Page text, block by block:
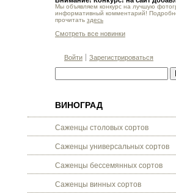
Мы объявляем конкурс на лучшую
информативный комментарий!
прочитать здесь
Смотреть все новинки
Войти Зарегистрироваться
ВИНОГРАД
Саженцы столовых сортов
Саженцы универсальных сортов
Саженцы бессемянных сортов
Саженцы винных сортов